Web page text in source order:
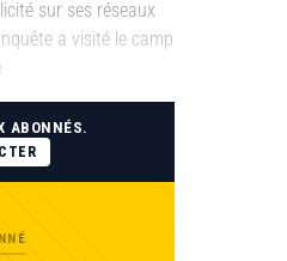
sur ses réseaux
a visité le camp
ABONNÉS.